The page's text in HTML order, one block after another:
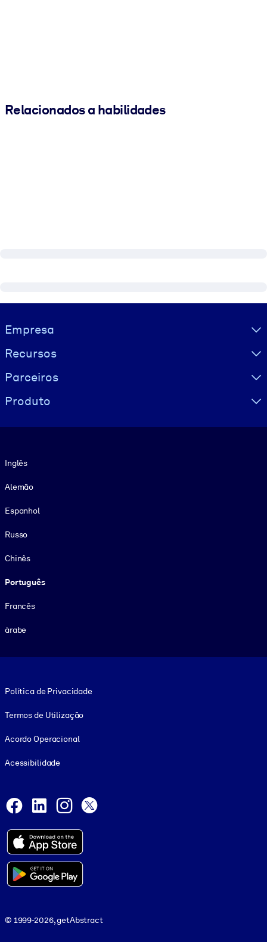
Relacionados a habilidades
Visually hidden Text
Empresa
Recursos
Parceiros
Produto
Inglês
Alemão
Espanhol
Russo
Chinês
Português
Francês
árabe
Política de Privacidade
Termos de Utilização
Acordo Operacional
Acessibilidade
Facebook
LinkedInInstagram
© 1999-2026, getAbstract